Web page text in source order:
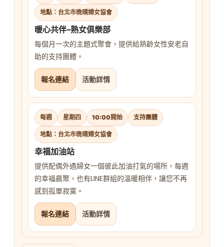
地點：台北市晚晴婦女協會
暖心共伴~熟女俱樂部
每個月一次的主題式聚會，提供給熟齡女性安老自
助的支持團體。
報名連結 活動詳情
每週 星期四 10:00開始 支持團體
地點：台北市晚晴婦女協會
幸福加油站
提供配偶外遇婦女一個彼此加油打氣的場所，每週
的幸福晨聚，也有LINE群組的溫暖相伴，讓您不再
感到孤單寂寞。
報名連結 活動詳情